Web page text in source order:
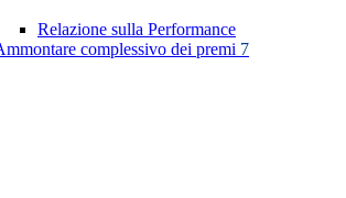
Relazione sulla Performance
complessivo dei premi 7